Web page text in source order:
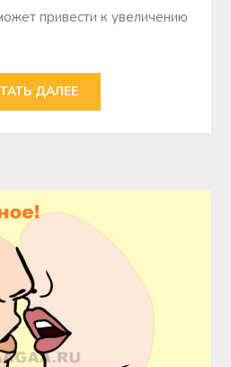
привести к увеличению
ДАЛЕЕ